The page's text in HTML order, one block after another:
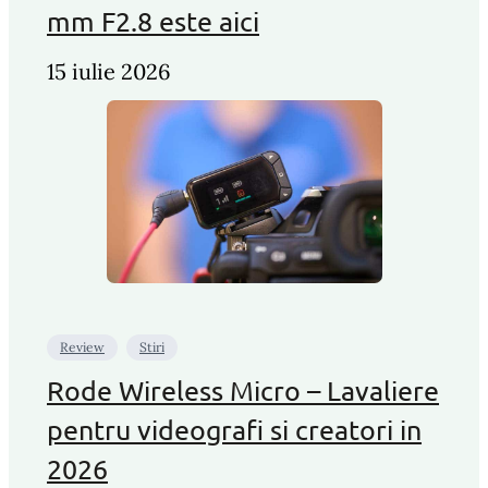
mm F2.8 este aici
15 iulie 2026
Review Stiri
Rode Wireless Micro – Lavaliere
pentru videografi si creatori in
2026